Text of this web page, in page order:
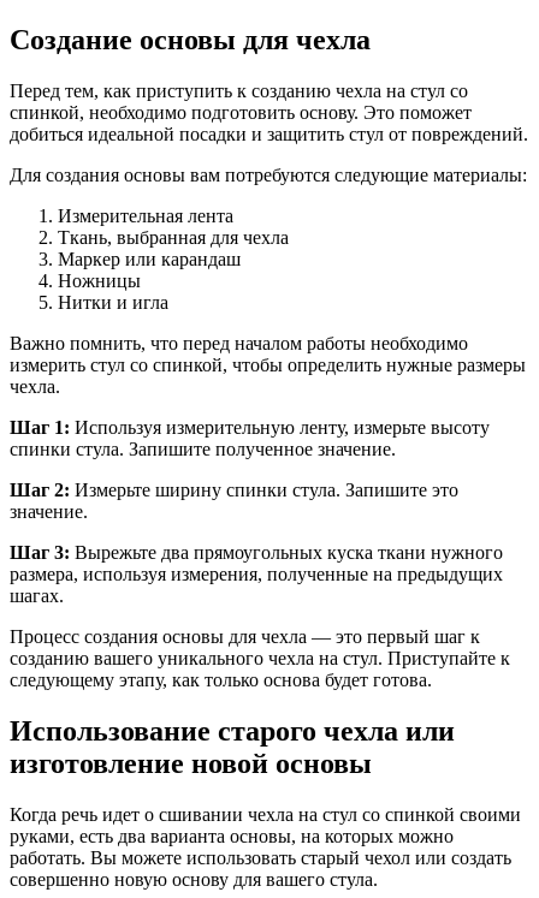
Создание основы для чехла
Перед тем, как приступить к созданию чехла на стул со
спинкой, необходимо подготовить основу. Это поможет
добиться идеальной посадки и защитить стул от повреждений.
Для создания основы вам потребуются следующие материалы:
Измерительная лента
Ткань, выбранная для чехла
Маркер или карандаш
Ножницы
Нитки и игла
Важно помнить, что перед началом работы необходимо
измерить стул со спинкой, чтобы определить нужные размеры
чехла.
Шаг 1: Используя измерительную ленту, измерьте высоту
спинки стула. Запишите полученное значение.
Шаг 2: Измерьте ширину спинки стула. Запишите это
значение.
Шаг 3: Вырежьте два прямоугольных куска ткани нужного
размера, используя измерения, полученные на предыдущих
шагах.
Процесс создания основы для чехла — это первый шаг к
созданию вашего уникального чехла на стул. Приступайте к
следующему этапу, как только основа будет готова.
Использование старого чехла или
изготовление новой основы
Когда речь идет о сшивании чехла на стул со спинкой своими
руками, есть два варианта основы, на которых можно
работать. Вы можете использовать старый чехол или создать
совершенно новую основу для вашего стула.